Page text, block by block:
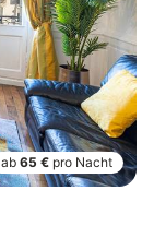
ab 65 € pro Nacht